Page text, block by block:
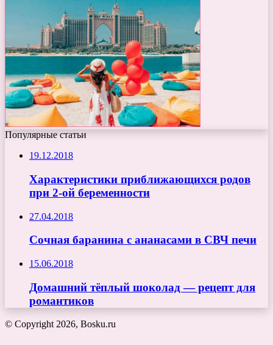
Популярные статьи
19.12.2018
Характеристики приближающихся родов
при 2-ой беременности
27.04.2018
Сочная баранина с ананасами в СВЧ печи
15.06.2018
Домашний тёплый шоколад — рецепт для
романтиков
© Copyright 2026, Bosku.ru